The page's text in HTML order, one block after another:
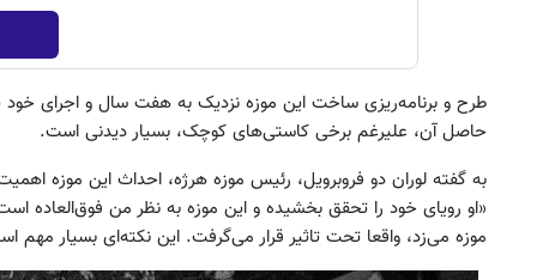
طرح و برنامه‌ریزی ساخت این موزه نزدیک به هفت سال و اجرای خود
حاصل آن، علیرغم برخی کاستی‌های کوچک، بسیار دیدنی است.
به گفته‌ لوران دو فروبرویل، رئیس موزه‌ هرژه، احداث این موزه
«او رویای خود را تحقق بخشیده و این موزه به نظر من فوق‌العاده
موزه می‌زد، واقعا تحت تاثیر قرار می‌گرفت. این نکته‌ای بسیار مهم